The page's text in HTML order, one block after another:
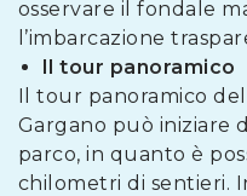
osservare il fondale
l’imbarcazione
Il tour panoramico
Il tour panoramico del
Gargano può iniziare
parco, in quanto è
chilometri di sentieri.